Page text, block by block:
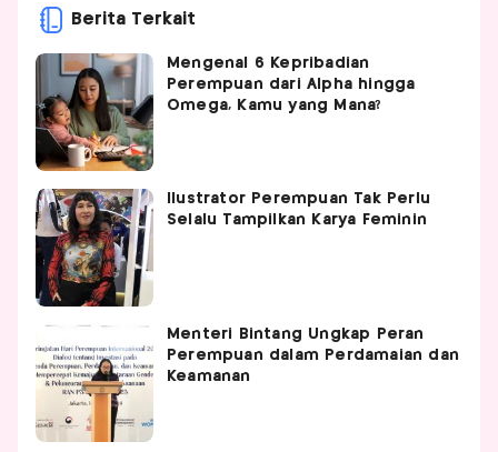
Berita Terkait
Mengenal 6 Kepribadian
Perempuan dari Alpha hingga
Omega, Kamu yang Mana?
Ilustrator Perempuan Tak Perlu
Selalu Tampilkan Karya Feminin
Menteri Bintang Ungkap Peran
Perempuan dalam Perdamaian dan
Keamanan